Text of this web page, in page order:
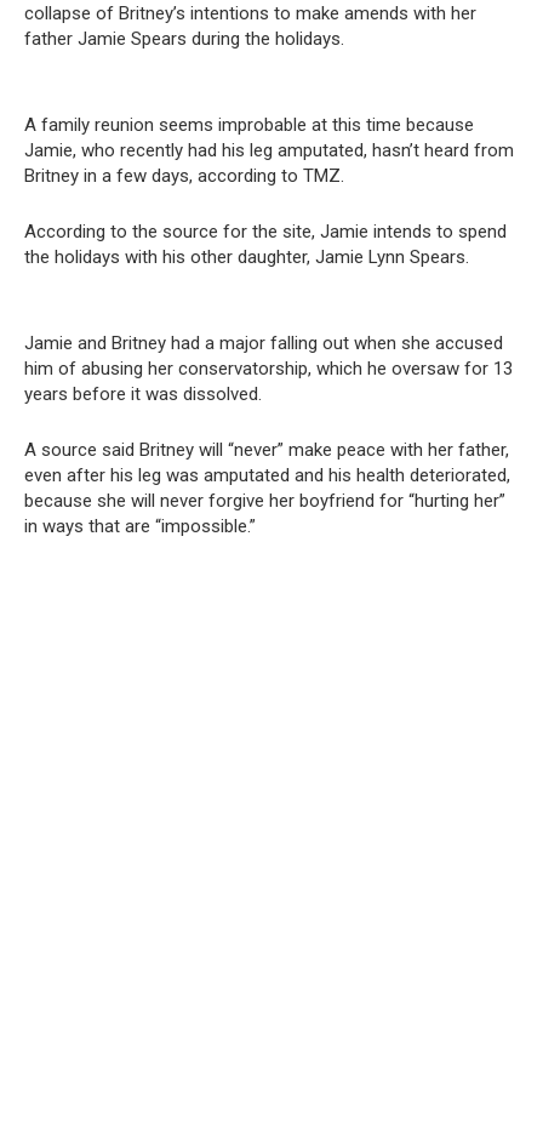
collapse of Britney’s intentions to make amends with her
father Jamie Spears during the holidays.
A family reunion seems improbable at this time because
Jamie, who recently had his leg amputated, hasn’t heard from
Britney in a few days, according to TMZ.
According to the source for the site, Jamie intends to spend
the holidays with his other daughter, Jamie Lynn Spears.
Jamie and Britney had a major falling out when she accused
him of abusing her conservatorship, which he oversaw for 13
years before it was dissolved.
A source said Britney will “never” make peace with her father,
even after his leg was amputated and his health deteriorated,
because she will never forgive her boyfriend for “hurting her”
in ways that are “impossible.”